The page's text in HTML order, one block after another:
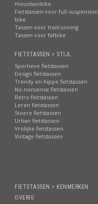
mountainbike
Fietstassen voor full-suspension
bike
Tassen voor trailrunning
Tassen voor fatbike
FIETSTASSEN > STIJL
Sportieve fietstassen
Design fietstassen
Trendy en hippe fietstassen
No-nonsense fietstassen
Retro fietstassen
Leren fietstassen
Stoere fietstassen
Urban fietstassen
Vrolijke fietstassen
Vintage fietstassen
FIETSTASSEN > KENMERKEN
OVERIG